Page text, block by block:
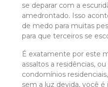
se deparar com a
amedrontado. Isso
de medo para muitas
para que terceiros se
É exatamente por este
assaltos a residências,
condomínios
sem a luz devida, você